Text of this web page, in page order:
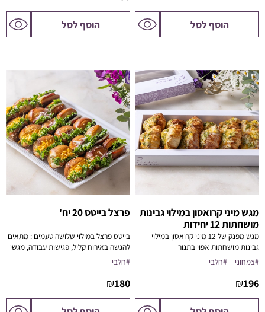
הוסף לסל לדף
המוצר
הוסף לסל לדף
המוצר
מגש מיני קרואסון במילוי גבינות
מושחתות 12 יחידות
מגש מפנק של 12 מיני קרואסון במילוי
גבינות מושחתות אפוי בתנור
#צמחוני
#חלבי
196
₪
פרצל בייטס 20 יח'
בייטס פרצל במילוי שלושה טעמים : מתאים
להגשה באירוח קליל, פגישות עבודה, מגשי
קוקטייל או ארוחות בוקר מושקעות.
#חלבי
180
₪